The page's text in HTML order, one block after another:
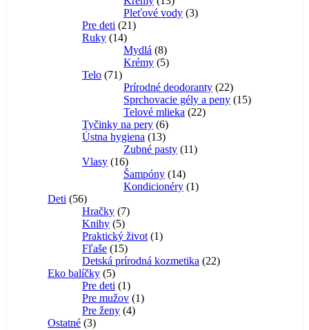
produktov
Pleťové vody 33
Pre deti 2121
Ruky 1414
produktov
Mydlá 88
produktov
Krémy 55
Telo 7171
produktov
Prírodné deodoranty 2222
produktov
Sprchovacie gély a peny 1515
Telové mlieka 2222
Tyčinky na pery 66
produktov
Ústna hygiena 1313
produktov
Zubné pasty 1111
Vlasy 1616
produktov
Šampóny 1414
produktov
Kondicionéry 11
Deti 5656
produktov
Hračky 77
Knihy 55
produktov
Praktický život 11
Fľaše 1515
produktov
Detská prírodná kozmetika 2222
Eko balíčky 55
produktov
Pre deti 11
produkt
Pre mužov 11
Pre ženy 44
Ostatné 33